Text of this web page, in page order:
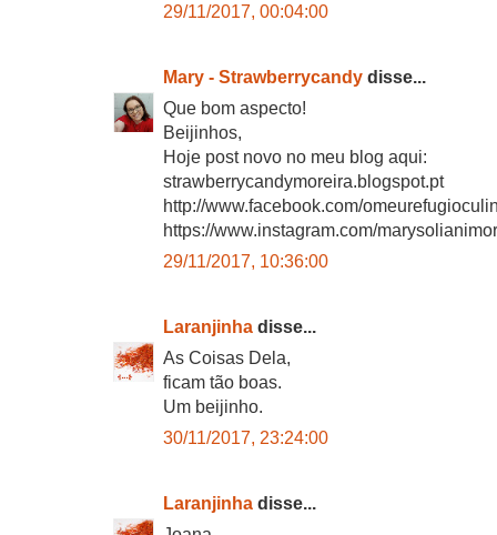
29/11/2017, 00:04:00
Mary - Strawberrycandy disse...
Que bom aspecto!
Beijinhos,
Hoje post novo no meu blog aqui:
strawberrycandymoreira.blogspot.pt
http://www.facebook.com/
https://www.instagram.com/
29/11/2017, 10:36:00
Laranjinha disse...
As Coisas Dela,
ficam tão boas.
Um beijinho.
30/11/2017, 23:24:00
Laranjinha disse...